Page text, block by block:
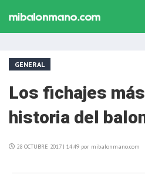
GENERAL
Los fichajes
historia del
28 OCTUBRE 2017 | 14:49 por mibalonmano.com